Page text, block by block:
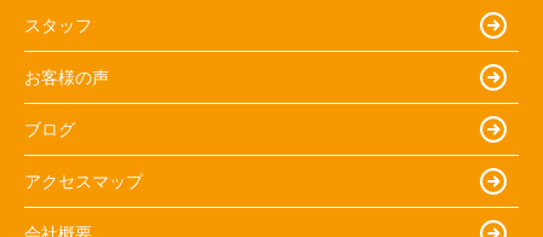
スタッフ
お客様の声
ブログ
アクセスマップ
会社概要